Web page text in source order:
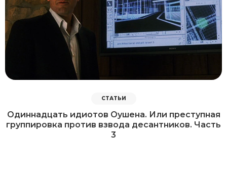
СТАТЬИ
Одиннадцать идиотов Оушена. Или преступная
группировка против взвода десантников. Часть
3